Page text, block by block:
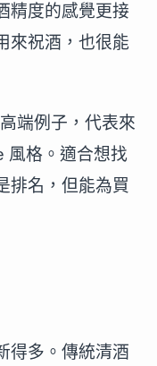
精度的感覺更接
來祝酒，也很能
端例子，代表來
風格。適合想找
排名，但能為買
得多。傳統清酒